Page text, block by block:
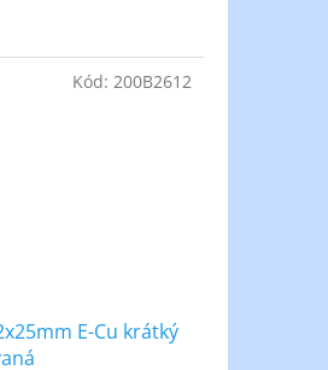
E-Cu krátký
Kód: 200B2612